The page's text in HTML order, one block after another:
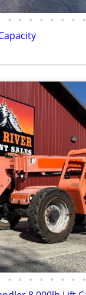
• • • • • • • •
• • • • • • • •